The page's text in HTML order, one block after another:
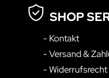
SHOP
- Kontakt
- Versand &
- Widerrufsrecht